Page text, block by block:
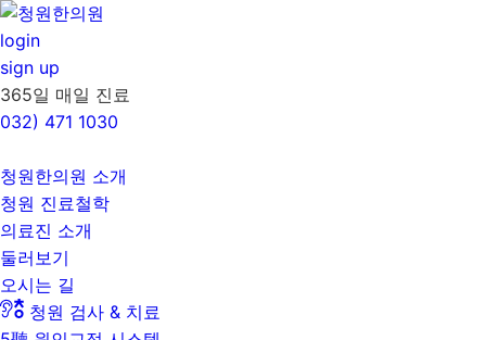
콘
텐
츠
로
건
뛰
기
login
sign up
365일 매일 진료
032) 471 1030
청원한의원 소개
청원 진료철학
의료진 소개
둘러보기
오시는 길
청원 검사 & 치료